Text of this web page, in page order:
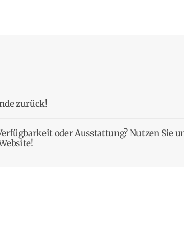
zurück!
oder Ausstattung? Nutzen Sie